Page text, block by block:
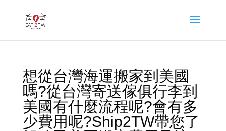
想從台灣海運搬家到美國
嗎?從台灣寄送傢俱行李到
美國有什麼流程呢?會有多
少費用呢?Ship2TW帶您了